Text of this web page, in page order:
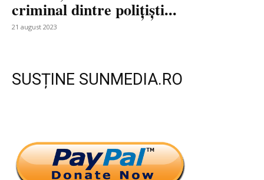
criminal dintre polițiști...
21 august 2023
SUSȚINE SUNMEDIA.RO